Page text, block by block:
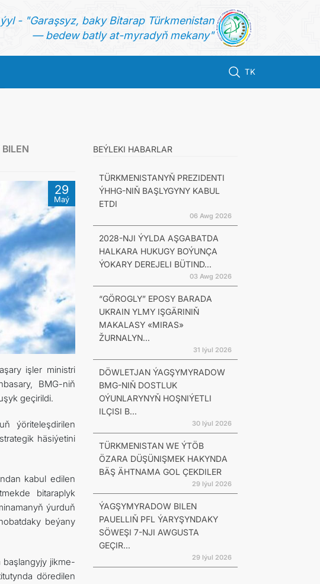
- "Garaşsyz, baky Bitarap Türkmenistan
— bedew batly at-myradyň mekany"
TK
29
Maý
işler ministri
BMG-niň
geçirildi.
ýöriteleşdirilen
häsiýetini
kabul edilen
bitaraplyk
ýurduň
beýany
başlangyjy jikme-
döredilen
BEÝLEKI HABARLAR
TÜRKMENISTANYŇ PREZIDENTI
ÝHHG-NIŇ BAŞLYGYNY KABUL
ETDI
06 Awg 2026
2028-NJI ÝYLDA AŞGABATDA
HALKARA HUKUGY BOÝUNÇA
ÝOKARY DEREJELI BÜTIND...
03 Awg 2026
“GÖROGLY” EPOSY BARADA
UKRAIN YLMY IŞGÄRINIŇ
MAKALASY «MIRAS»
ŽURNALYN...
31 Iýul 2026
DÖWLETJAN ÝAGŞYMYRADOW
BMG-NIŇ DOSTLUK
OÝUNLARYNYŇ HOŞNIÝETLI
ILÇISI B...
30 Iýul 2026
TÜRKMENISTAN WE ÝTÖB
ÖZARA DÜŞÜNIŞMEK HAKYNDA
BÄŞ ÄHTNAMA GOL ÇEKDILER
29 Iýul 2026
ÝAGŞYMYRADOW BILEN
PAUELLIŇ PFL ÝARYŞYNDAKY
SÖWEŞI 7-NJI AWGUSTA
GEÇIR...
29 Iýul 2026